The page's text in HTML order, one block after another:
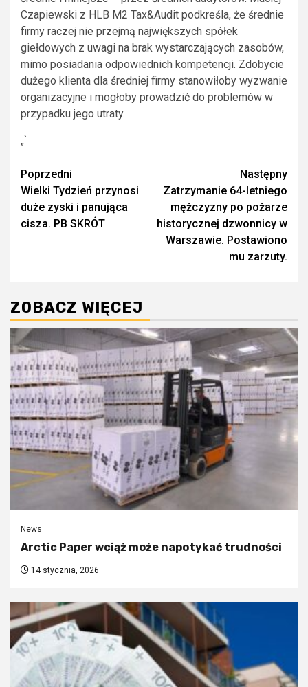
Czapiewski z HLB M2 Tax&Audit podkreśla, że średnie
firmy raczej nie przejmą największych spółek
giełdowych z uwagi na brak wystarczających zasobów,
mimo posiadania odpowiednich kompetencji. Zdobycie
dużego klienta dla średniej firmy stanowiłoby wyzwanie
organizacyjne i mogłoby prowadzić do problemów w
przypadku jego utraty.
„`
Zobacz
wpisy
Poprzedni
Wielki Tydzień przynosi
duże zyski i panująca
cisza. PB SKRÓT
Następny
Zatrzymanie 64-letniego
mężczyzny po pożarze
historycznej dzwonnicy w
Warszawie. Postawiono
mu zarzuty.
ZOBACZ WIĘCEJ
News
Arctic Paper wciąż może napotykać trudności
14 stycznia, 2026